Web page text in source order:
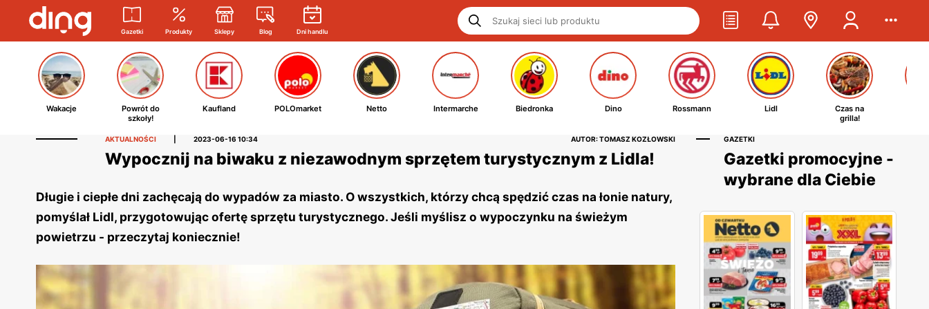
Gazetki Produkty Sklepy Blog Dni handlu
Wakacje
Powrót do
szkoły!
Kaufland POLOmarket Netto Intermarche Biedronka Dino Rossmann Lidl
Czas na
grilla!
AKTUALNOŚCI 2023-06-16 10:34 AUTOR: TOMASZ KOZŁOWSKI
Wypocznij na biwaku z niezawodnym sprzętem turystycznym z Lidla!
Długie i ciepłe dni zachęcają do wypadów za miasto. O wszystkich, którzy chcą spędzić czas na łonie natury,
pomyślał Lidl, przygotowując ofertę sprzętu turystycznego. Jeśli myślisz o wypoczynku na świeżym
powietrzu - przeczytaj koniecznie!
GAZETKI
Gazetki promocyjne -
wybrane dla Ciebie